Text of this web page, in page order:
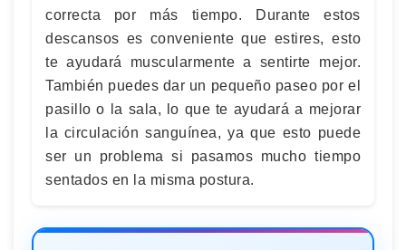
correcta por más tiempo. Durante estos
descansos es conveniente que estires, esto
te ayudará muscularmente a sentirte mejor.
También puedes dar un pequeño paseo por el
pasillo o la sala, lo que te ayudará a mejorar
la circulación sanguínea, ya que esto puede
ser un problema si pasamos mucho tiempo
sentados en la misma postura.